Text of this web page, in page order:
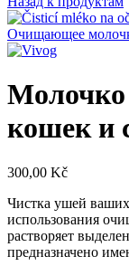
Очищающее
Молочко
кошек и
300,00 Kč
Чистка ушей ваших
использования
растворяет
предназначено